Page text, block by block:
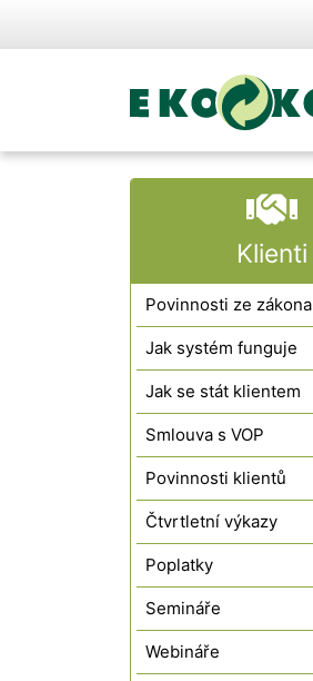
Klienti
Povinnosti ze zákona
Jak systém funguje
Jak se stát klientem
Smlouva s VOP
Povinnosti klientů
Čtvrtletní výkazy
Poplatky
Semináře
Webináře